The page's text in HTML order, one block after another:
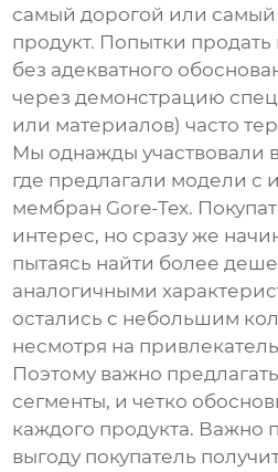
самый дорогой или
продукт. Попытки
без адекватного
через демонстрацию
или материалов) часто
Мы однажды участвовали
где предлагали модели с
мембран Gore-Tex.
интерес, но сразу же
пытаясь найти более
аналогичными
остались с небольшим
несмотря на
Поэтому важно
сегменты, и четко
каждого продукта. Важно
выгоду покупатель